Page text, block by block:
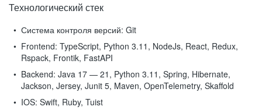
Технологический стек
Система контроля версий: Git
Frontend: TypeScript, Python 3.11, NodeJs, React, Redux,
Rspack, Frontik, FastAPI
Backend: Java 17 — 21, Python 3.11, Spring, Hibernate,
Jackson, Jersey, Junit 5, Maven, OpenTelemetry, Skaffold
IOS: Swift, Ruby, Tuist